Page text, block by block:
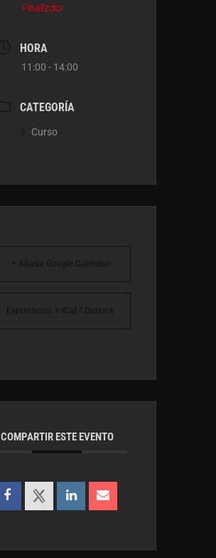
Finalizdo!
HORA
11:00 - 14:00
CATEGORÍA
Curso
+ Añadir Google Calendar
Exportación + iCal / Outlook
COMPARTIR ESTE EVENTO